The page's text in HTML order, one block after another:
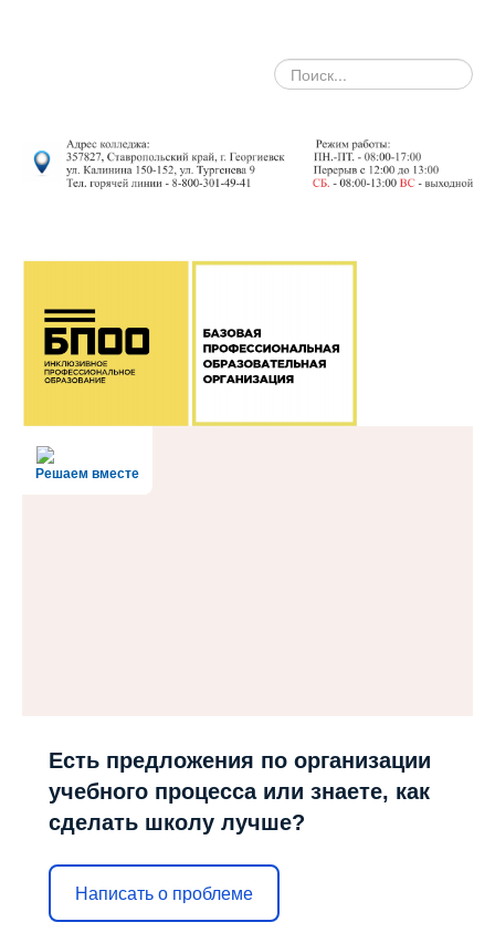
search
Решаем вместе
Есть предложения по организации
учебного процесса или знаете, как
сделать школу лучше?
Написать о проблеме